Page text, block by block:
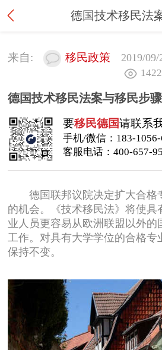
来自: 移民政策 2019/
1422
德国技术移民法案与移民步
要移民德国请联系
手机/微信： 183-
客服电话： 400-657-
德国联邦议院决定扩大合格
的机会。《技术移民法》将使具
业人员更容易从欧洲联盟以外的
工作。对具有大学学位的合格专
保持不变。